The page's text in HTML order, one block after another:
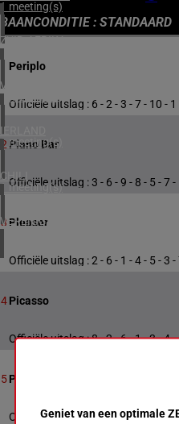
1 meeting(s)
ZUID-AFRIKA
1 meeting(s)
VERENIGD KONINKRIJK
4 meeting(s)
IERLAND
1 meeting(s)
CHILI
1 meeting(s)
VERENIGDE STATEN
4 meeting(s)
BAANCONDITIE : STANDAARD
Periplo
Officiële uitslag : 6 - 2 - 3 - 7 - 10 - 1
2Piano Bar
Officiële uitslag : 3 - 6 - 9 - 8 - 5 - 7 -
3 Pleaser
Officiële uitslag : 2 - 6 - 1 - 4 - 5 - 3 -
4Picasso
Officiële uitslag : 8 - 2 - 6 - 1 - 3 - 4 -
5Pactado
Officiële uitslag : 2 - 5 - 7 - 1 - 4 - 6 -
Geniet van een optimale